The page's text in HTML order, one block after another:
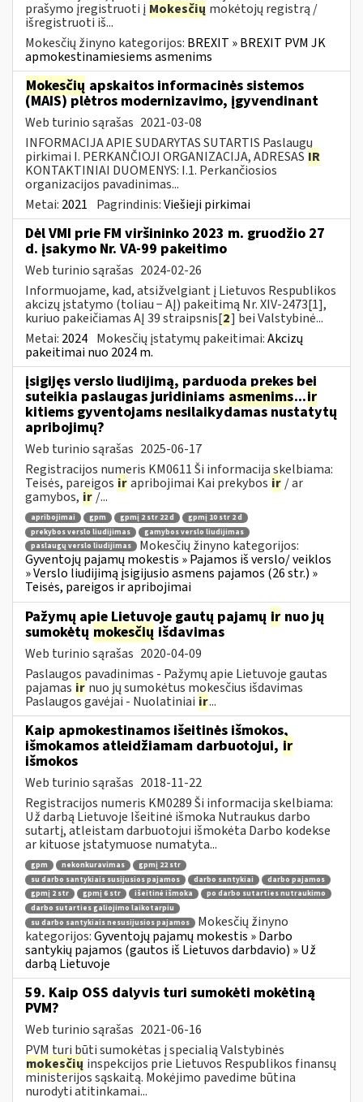
prašymo įregistruoti į Mokesčių mokėtojų registrą /
išregistruoti iš...
Mokesčių žinyno kategorijos: BREXIT » BREXIT PVM JK
apmokestinamiesiems asmenims
Mokesčių apskaitos informacinės sistemos
(MAIS) plėtros modernizavimo, įgyvendinant
Web turinio sąrašas 2021-03-08
INFORMACIJA APIE SUDARYTAS SUTARTIS Paslaugų
pirkimai I. PERKANČIOJI ORGANIZACIJA, ADRESAS IR
KONTAKTINIAI DUOMENYS: I.1. Perkančiosios
organizacijos pavadinimas...
Metai: 2021 Pagrindinis:Viešieji pirkimai
Dėl VMI prie FM viršininko 2023 m. gruodžio 27
d. įsakymo Nr. VA-99 pakeitimo
Web turinio sąrašas 2024-02-26
Informuojame, kad, atsižvelgiant į Lietuvos Respublikos
akcizų įstatymo (toliau − AĮ) pakeitimą Nr. XIV-2473[1],
kuriuo pakeičiamas AĮ 39 straipsnis[2] bei Valstybinė...
Metai: 2024 Mokesčių įstatymų pakeitimai:Akcizų
pakeitimai nuo 2024 m.
įsigijęs verslo liudijimą, parduoda prekes bei
suteikia paslaugas juridiniams asmenims...ir
kitiems gyventojams nesilaikydamas nustatytų
apribojimų?
Web turinio sąrašas 2025-06-17
Registracijos numeris KM0611 Ši informacija skelbiama:
Teisės, pareigos irapribojimai Kai prekybos ir / ar
gamybos, ir /...
apribojimai gpm gpmį 2 str 22 d
gpmį 10 str 2 d
prekybos verslo liudijimas
gamybos verslo liudijimas
paslaugų verslo liudijimas
Mokesčių žinyno kategorijos:
Gyventojų pajamų mokestis » Pajamos iš verslo/ veiklos
» Verslo liudijimą įsigijusio asmens pajamos (26 str.) »
Teisės, pareigos ir apribojimai
Pažymų apie Lietuvoje gautų pajamų ir nuo jų
sumokėtų mokesčių išdavimas
Web turinio sąrašas 2020-04-09
Paslaugos pavadinimas - Pažymų apie Lietuvoje gautas
pajamas ir nuo jų sumokėtus mokesčius išdavimas
Paslaugos gavėjai - Nuolatiniai ir...
Kaip apmokestinamos išeitinės išmokos,
išmokamos atleidžiamam darbuotojui, ir
išmokos
Web turinio sąrašas 2018-11-22
Registracijos numeris KM0289 Ši informacija skelbiama:
Už darbą Lietuvoje Išeitinė išmoka Nutraukus darbo
sutartį, atleistam darbuotojui išmokėta Darbo kodekse
ar kituose įstatymuose numatyta...
gpm nekonkuravimas
gpmį 22 str
su darbo santykiais susijusios pajamos
darbo santykiai
darbo pajamos
gpmį 2 str
gpmį 6 str išeitinė išmoka
po darbo sutarties nutraukimo
darbo sutarties galiojimo laikotarpiu
su darbo santykiais nesusijusios pajamos
Mokesčių žinyno
kategorijos:Gyventojų pajamų mokestis » Darbo
santykių pajamos (gautos iš Lietuvos darbdavio) » Už
darbą Lietuvoje
59. Kaip OSS dalyvis turi sumokėti mokėtiną
PVM?
Web turinio sąrašas 2021-06-16
PVM turi būti sumokėtas į specialią Valstybinės
mokesčių inspekcijos prie Lietuvos Respublikos finansų
ministerijos sąskaitą. Mokėjimo pavedime būtina
nurodyti atitinkamai...